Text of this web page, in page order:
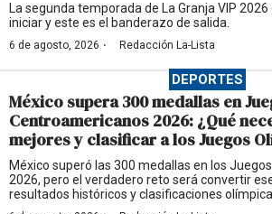
La segunda temporada de La Granja VIP
iniciar y este es el banderazo de salida.
6 de agosto, 2026 · Redacción La-Lista
DEPORTES
México supera 300 medallas en
Centroamericanos 2026: ¿Qué
mejores y clasificar a los Juegos
México superó las 300 medallas en los
2026, pero el verdadero reto será convertir
resultados históricos y clasificaciones